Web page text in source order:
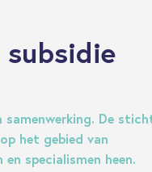
subsidie
De
het gebied van
specialismen heen.